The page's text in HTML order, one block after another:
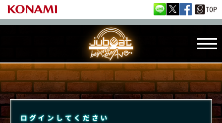
ログインしてください